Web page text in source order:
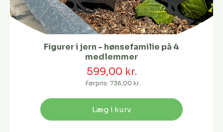
Figurer i jern - hønsefamilie på 4
medlemmer
599,00 kr.
Førpris: 736,00 kr.
Læg i kurv